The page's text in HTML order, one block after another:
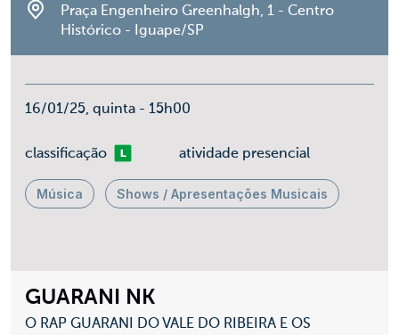
GUARANI NK
O RAP GUARANI DO VALE DO RIBEIRA E OS
Praça Engenheiro Greenhalgh, 1 - Centro
Histórico - Iguape/SP
16/01/25, quinta - 15h00
classificaçãoLivre atividade presencial
Música Shows / Apresentações Musicais